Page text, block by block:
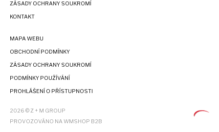
ZÁSADY OCHRANY SOUKROMÍ
KONTAKT
MAPA WEBU
OBCHODNÍ PODMÍNKY
ZÁSADY OCHRANY SOUKROMÍ
PODMÍNKY POUŽÍVÁNÍ
PROHLÁŠENÍ O PŘÍSTUPNOSTI
2026 © Z + M GROUP
PROVOZOVÁNO NA WMSHOP B2B